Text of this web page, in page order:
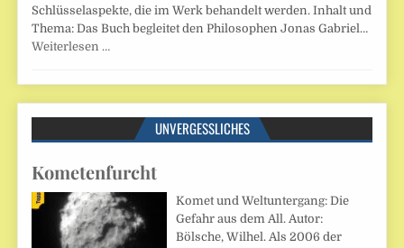
Schlüsselaspekte, die im Werk behandelt werden. Inhalt und
Thema: Das Buch begleitet den Philosophen Jonas Gabriel…
Weiterlesen …
UNVERGESSLICHES
Kometenfurcht
Komet und Weltuntergang: Die
Gefahr aus dem All. Autor:
Bölsche, Wilhel. Als 2006 der